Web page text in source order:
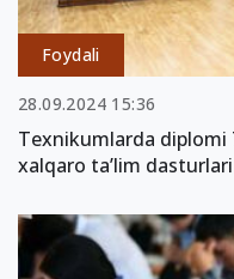
Foydali
28.09.2024 15:36
Texnikumlarda
xalqaro ta’lim dasturlari